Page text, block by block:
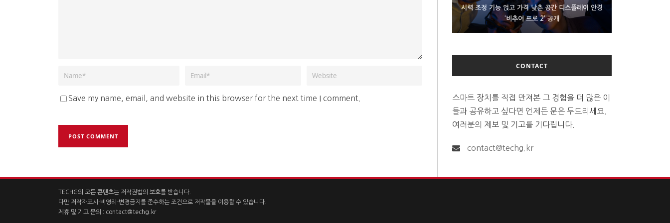
Save my name, email, and website in this browser for the next time I comment.
시력 조정 기능 얹고 가격 낮춘 공간 디스플레이 안경
‘비추어 프로 2’ 공개
D램 부족에 10억달러어치 아이폰18 프로세서 패키징
대기 중
300~400달러 반지형 스피커 준비하는 오픈AI
CONTACT
스마트 장치를 직접 만져본 그 경험을 더 많은 이
들과 공유하고 싶다면 언제든 문은 두드리세요.
여러분의 제보 및 기고를 기다립니다.
contact@techg.kr
TECHG의 모든 콘텐츠는 저작권법의 보호를 받습니다.
다만 저작자표시-비영리-변경금지를 준수하는 조건으로 저작물을 이용할 수 있습니다.
제휴 및 기고 문의 : contact@techg.kr